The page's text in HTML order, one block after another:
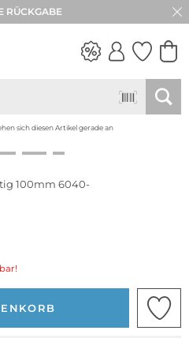
RÜCKGABE
sich diesen Artikel gerade an
100mm 6040-